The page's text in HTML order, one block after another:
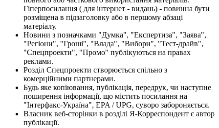
Гіперпосилання ( для інтернет - видань) - повинна бути
розміщена в підзаголовку або в першому абзаці
матеріалу.
Новини з позначками "Думка", "Експертиза", "Заява",
"Регіони", "Гроші", "Влада", "Вибори", "Тест-драйв",
"Спецпроекти", "Промо" публікуються на правах
реклами.
Розділ Спецпроекти створюється спільно з
комерційними партнерами.
Будь яке копіювання, публікація, передрук, чи наступне
поширення інформації, що містить посилання на
"Інтерфакс-Україна", EPA / UPG, суворо забороняється.
Власник веб-сторінки в розділі Я-Корреспондент є автор
публікації.